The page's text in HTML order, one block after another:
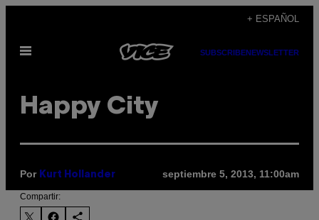
contenido
+ ESPAÑOL
Abrir
SUBSCRIBENEWSLETTER
Happy City
Por Kurt Hollander septiembre 5, 2013, 11:00am
Compartir: